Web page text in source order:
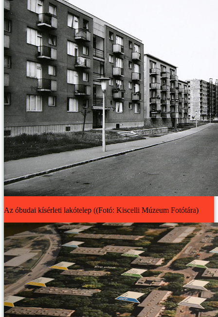
Az óbudai kísérleti lakótelep ((Fotó: Kiscelli Múzeum Fotótára)